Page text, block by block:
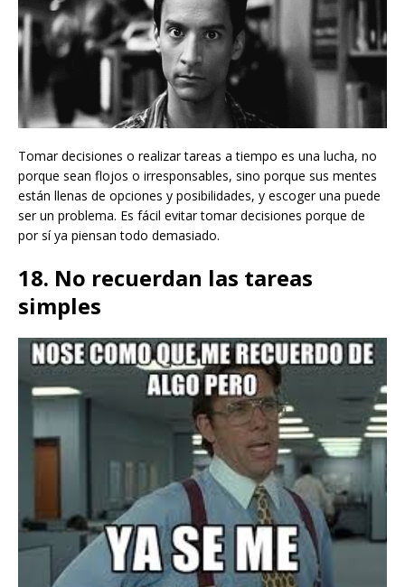
Tomar decisiones o realizar tareas a tiempo es una lucha, no
porque sean flojos o irresponsables, sino porque sus mentes
están llenas de opciones y posibilidades, y escoger una puede
ser un problema. Es fácil evitar tomar decisiones porque de
por sí ya piensan todo demasiado.
18. No recuerdan las tareas
simples